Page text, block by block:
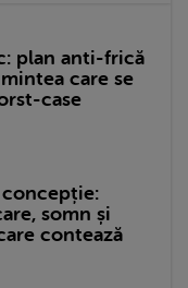
plan anti-frică
care se
case
somn și
contează